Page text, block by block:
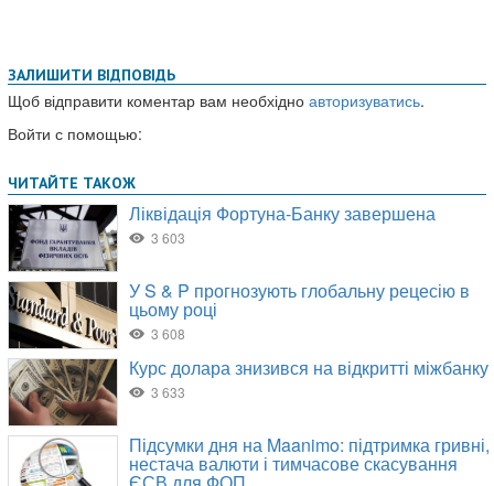
ЗАЛИШИТИ ВІДПОВІДЬ
Щоб відправити коментар вам необхідно авторизуватись.
Войти с помощью: